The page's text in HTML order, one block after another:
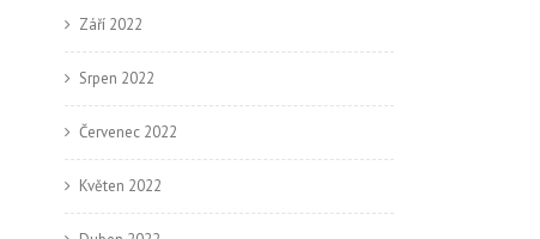
Září 2022
Srpen 2022
Červenec 2022
Květen 2022